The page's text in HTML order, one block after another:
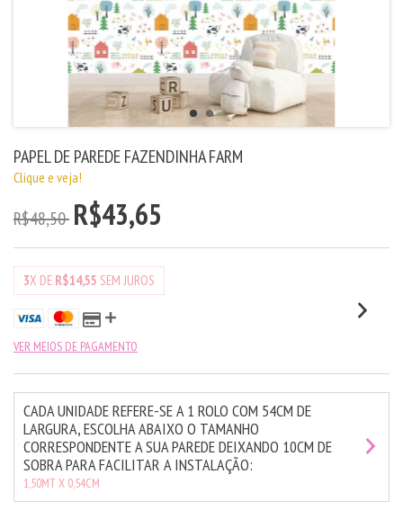
PAPEL DE PAREDE FAZENDINHA FARM
Clique e veja!
R$48,50 R$43,65
3X DE R$14,55 SEM JUROS
VER MEIOS DE PAGAMENTO
CADA UNIDADE REFERE-SE A 1 ROLO COM 54CM DE
LARGURA, ESCOLHA ABAIXO O TAMANHO
CORRESPONDENTE A SUA PAREDE DEIXANDO 10CM DE
SOBRA PARA FACILITAR A INSTALAÇÃO:
1,50MT X 0,54CM